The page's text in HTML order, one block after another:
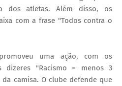
dos atletas. Além disso, os
com a frase "Todos contra o
uma ação, com os
dizeres "Racismo = menos 3
camisa. O clube defende que